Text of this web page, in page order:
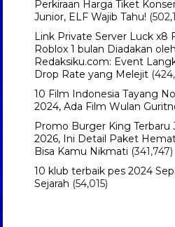
Perkiraan Harga Tiket
Junior, ELF Wajib Tahu!
Link Private Server Luck x8
Roblox 1 bulan Diadakan oleh
Redaksiku.com: Event
Drop Rate yang Melejit
10 Film Indonesia Tayang
2024, Ada Film Wulan
Promo Burger King Terbaru
2026, Ini Detail Paket
Bisa Kamu Nikmati (341,747)
10 klub terbaik pes 2024
Sejarah (54,015)